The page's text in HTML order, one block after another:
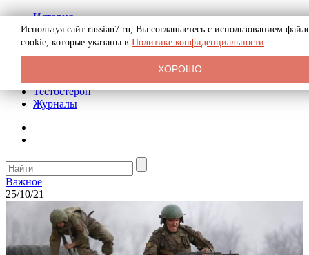
История
Биография
Криминал
Реклама на сайте
Тестостерон
Журналы
Важное
25/10/21
Используя сайт russian7.ru, Вы соглашаетесь с использованием
cookie, которые указаны в Политике конфиденциальности
ХОРОШО